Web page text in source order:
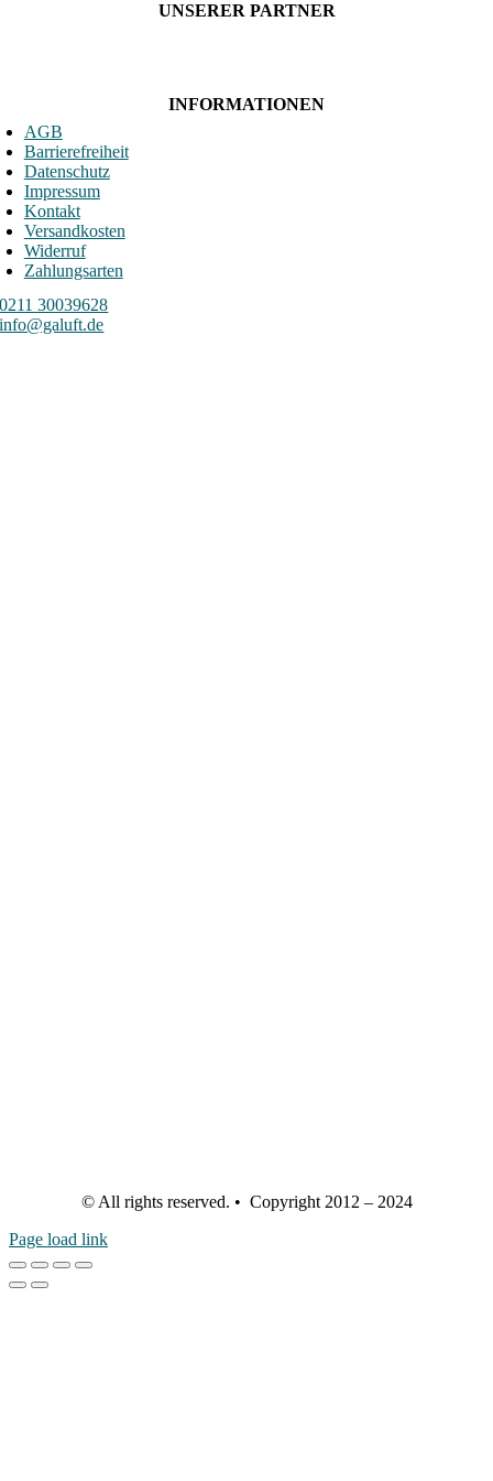
UNSERER PARTNER
INFORMATIONEN
AGB
Barrierefreiheit
Datenschutz
Impressum
Kontakt
Versandkosten
Widerruf
Zahlungsarten
0211 30039628
info@galuft.de
© All rights reserved. • Copyright 2012 – 2024
Page load link